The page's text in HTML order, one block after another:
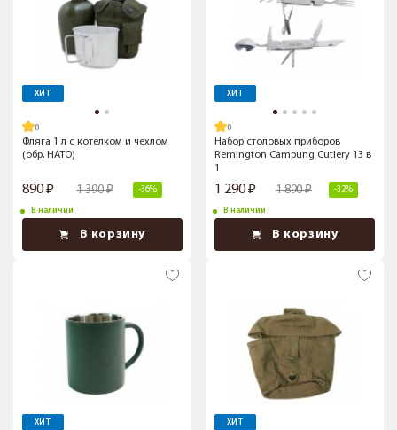
ХИТ
Фляга 1 л с котелком и чехлом
(обр. НАТО)
890 1 390 -36%
В наличии
В корзину
ХИТ
Набор столовых приборов
Remington Campung Cutlery 13 в
1
1 290 1 890 -32%
В наличии
В корзину
ХИТ ХИТ